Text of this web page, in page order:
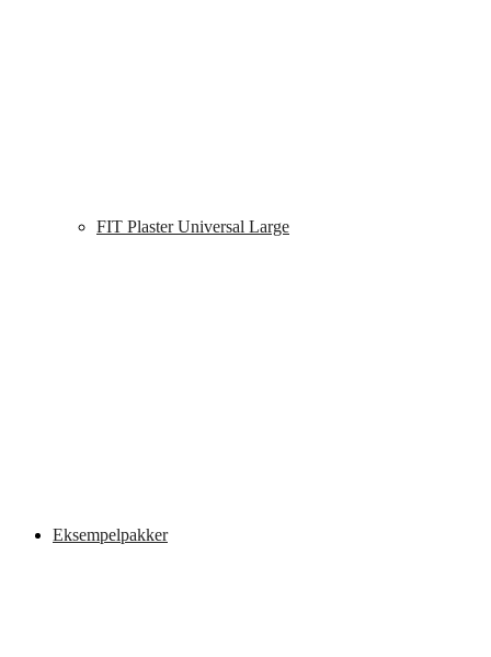
FIT Plaster Universal Large
Eksempelpakker